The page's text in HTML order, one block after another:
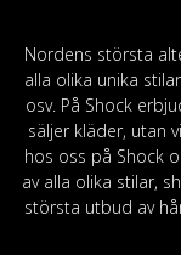
Nordens största
alla olika unika
osv. På Shock
säljer kläder, utan
hos oss på Shock
av alla olika stilar,
största utbud av